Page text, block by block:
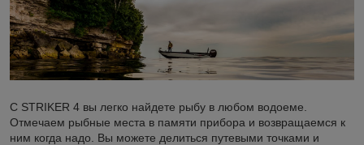
С STRIKER 4 вы легко найдете рыбу в любом водоеме.
Отмечаем рыбные места в памяти прибора и возвращаемся к
ним когда надо. Вы можете делиться путевыми точками и